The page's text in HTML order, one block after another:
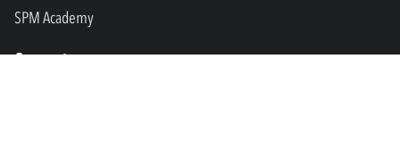
SPM Academy
Connect